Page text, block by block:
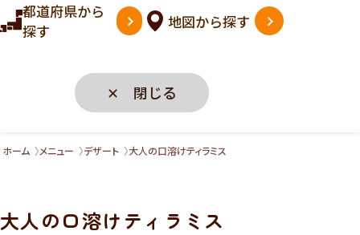
都道府県から
探す
地図から探す
✕ 閉じる
ホーム メニュー デザート 大人の口溶けティラミス
大人の口溶けティラミス